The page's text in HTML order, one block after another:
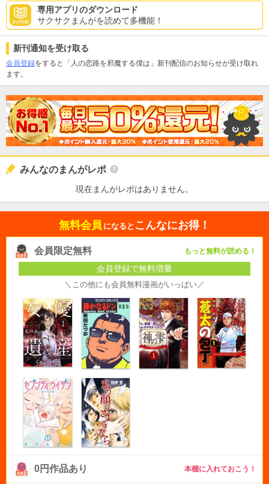
専用アプリのダウンロード
サクサクまんがを読めて多機能！
新刊通知を受け取る
会員登録をすると「人の恋路を邪魔する僕は」新刊配信のお知らせが受け取れ
ます。
みんなのまんがレポ
現在まんがレポはありません。
無料会員 になると こんなにお得！
会員限定無料 もっと無料が読める！
会員登録で無料増量
＼この他にも会員無料漫画がいっぱい／
0円作品あり 本棚に入れておこう！